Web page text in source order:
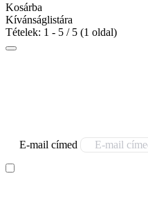
Kosárba
Kívánságlistára
Tételek: 1 - 5 / 5 (1 oldal)
E-mail címed